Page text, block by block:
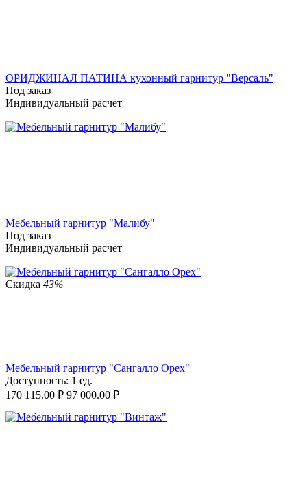
ОРИДЖИНАЛ ПАТИНА кухонный гарнитур "Версаль"
Под заказ
Индивидуальный расчёт
Мебельный гарнитур "Малибу"
Под заказ
Индивидуальный расчёт
Скидка 43%
Мебельный гарнитур "Сангалло Орех"
Доступность: 1 ед.
170 115.00 ₽ 97 000.00 ₽